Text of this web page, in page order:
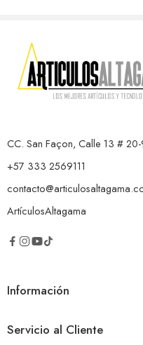
CC. San Façon, Calle 13 #
+57 333 2569111
ArtículosAltagama
Información
Servicio al Cliente